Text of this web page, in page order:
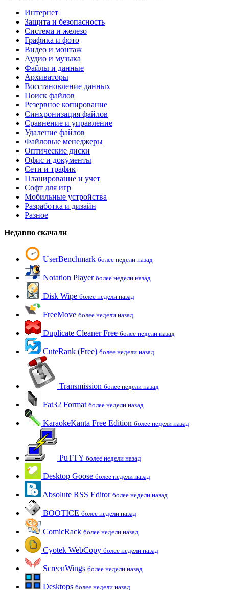
Интернет
Защита и безопасность
Система и железо
Графика и фото
Видео и монтаж
Аудио и музыка
Файлы и данные
Архиваторы
Восстановление данных
Поиск файлов
Резервное копирование
Синхронизация файлов
Сравнение и управление
Удаление файлов
Файловые менеджеры
Оптические диски
Офис и документы
Сети и трафик
Планирование и учет
Софт для игр
Мобильные устройства
Разработка и дизайн
Разное
Недавно скачали
UserBenchmark более недели назад
Notation Player более недели назад
Disk Wipe более недели назад
FreeMove более недели назад
Duplicate Cleaner Free более недели назад
CuteRank (Free) более недели назад
Transmission более недели назад
Fat32 Format более недели назад
KaraokeKanta Free Edition более недели назад
PuTTY более недели назад
Desktop Goose более недели назад
Absolute RSS Editor более недели назад
BOOTICE более недели назад
ComicRack более недели назад
Cyotek WebCopy более недели назад
ScreenWings более недели назад
Desktops более недели назад